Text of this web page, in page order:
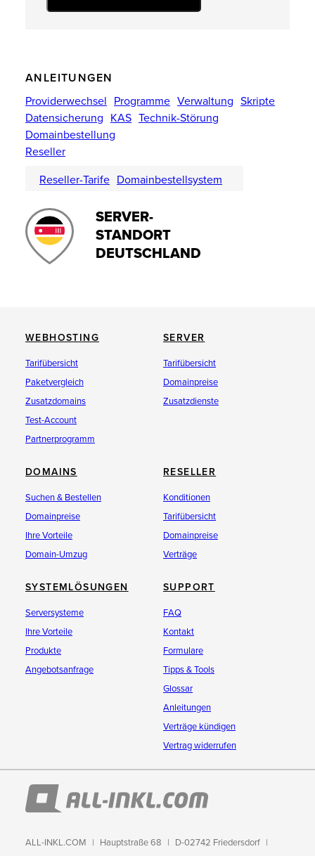
ANLEITUNGEN
Providerwechsel Programme Verwaltung Skripte
Datensicherung KAS Technik-Störung
Domainbestellung
Reseller
Reseller-Tarife Domainbestellsystem
SERVER-
STANDORT
DEUTSCHLAND
WEBHOSTING
Tarifübersicht
Paketvergleich
Zusatzdomains
Test-Account
Partnerprogramm
SERVER
Tarifübersicht
Domainpreise
Zusatzdienste
DOMAINS
Suchen & Bestellen
Domainpreise
Ihre Vorteile
Domain-Umzug
RESELLER
Konditionen
Tarifübersicht
Domainpreise
Verträge
SYSTEMLÖSUNGEN
Serversysteme
Ihre Vorteile
Produkte
Angebotsanfrage
SUPPORT
FAQ
Kontakt
Formulare
Tipps & Tools
Glossar
Anleitungen
Verträge kündigen
Vertrag widerrufen
ALL-INKL.COM Hauptstraße 68
D-02742 Friedersdorf